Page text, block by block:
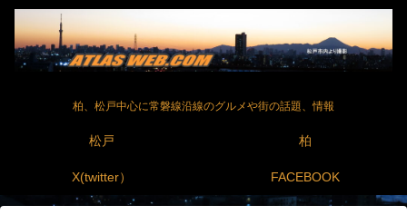
柏、松戸中心に常磐線沿線のグルメや街の話題、情報
松戸 柏
X(twitter） FACEBOOK